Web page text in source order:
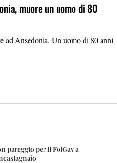
muore un uomo di 80
Ansedonia. Un uomo di 80 anni
pareggio per il FolGav a